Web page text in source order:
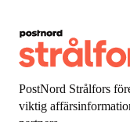
PostNord Strålfors
viktig